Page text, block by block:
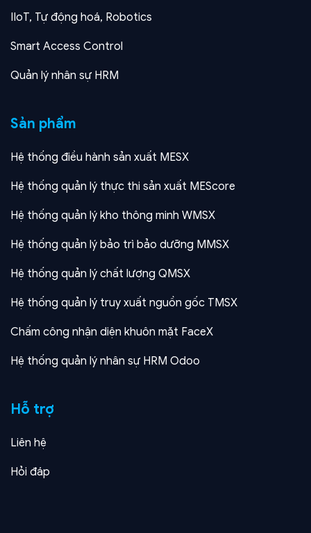
IIoT, Tự động hoá, Robotics
Smart Access Control
Quản lý nhân sự HRM
Sản phẩm
Hệ thống điều hành sản xuất MESX
Hệ thống quản lý thực thi sản xuất MEScore
Hệ thống quản lý kho thông minh WMSX
Hệ thống quản lý bảo trì bảo dưỡng MMSX
Hệ thống quản lý chất lượng QMSX
Hệ thống quản lý truy xuất nguồn gốc TMSX
Chấm công nhận diện khuôn mặt FaceX
Hệ thống quản lý nhân sự HRM Odoo
Hỗ trợ
Liên hệ
Hỏi đáp